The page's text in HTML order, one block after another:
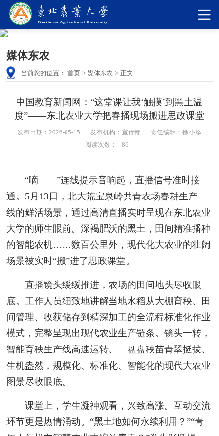
媒体东农
当前您的位置： 首页 > 媒体东农 > 正文
中国教育新闻网：“这堂课让我‘触摸’到黑土温
度”——东北农业大学把春播现场搬进思政课堂
发布日期：2026-05-15 发布机构：宣传部
责任编辑：徐小添
阅读次数：
86
“嘀——”连线提示音响起，直播信号准时接
通。5月13日，北大荒宝泉岭共青农场春耕生产一
线的鲜活场景，通过高清直播实时呈现在东北农业
大学的师生眼前。深褐肥沃的黑土，田间精准播种
的智能农机……数百公里外，现代化大农业的壮阔
场景被实时“搬”进了思政课堂。
直播镜头缓缓推进，农场的田间地头尽收眼
底。工作人员细致地讲解当地水稻从大棚育秧、田
间管理、收获储存到精深加工的全流程标准化作业
模式，完整呈现出现代农业生产链条。镜头一转，
智能育秧生产线高速运转、一盘盘秧苗青翠挺拔、
生机盎然，规模化、标准化、智能化的现代大农业
图景尽收眼底。
课堂上，学生凝神观看，兴致高涨。互动交流
环节更是热情涌动。“黑土地如何永续利用？”“青